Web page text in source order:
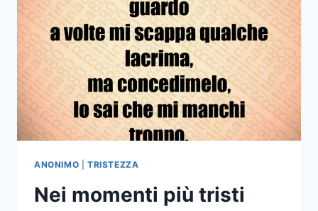
ANONIMO TRISTEZZA
Nei momenti più tristi